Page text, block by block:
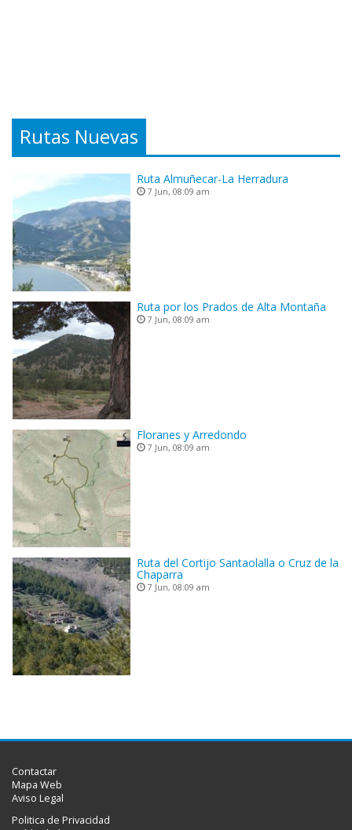
Rutas Nuevas
Ruta Almuñecar-La Herradura
7 Jun, 08:09 am
Ruta por los Prados de Alta Montaña
7 Jun, 08:09 am
Floranes y Arredondo
7 Jun, 08:09 am
Ruta del Cortijo Santaolalla o Cruz de la
Chaparra
7 Jun, 08:09 am
Contactar
Mapa Web
Aviso Legal
Politica de Privacidad